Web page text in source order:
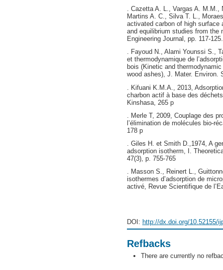
. Cazetta A. L., Vargas A.
Martins A. C., Silva T. L.,
activated carbon of high surface
and equilibrium studies from the
Engineering Journal, pp. 117-125.
. Fayoud N., Alami Younssi S.,
et thermodynamique de
bois (Kinetic and
wood ashes), J. Mater. Environ.
. Kifuani K.M.A., 2013,
charbon actif à base des
Kinshasa, 265 p
. Merle T, 2009, Couplage des
l’élimination de molécules bio-
178 p
. Giles H. et Smith D.,1974, A
adsorption isotherm, I.
47(3), p. 755-765
. Masson S., Reinert L.,
isothermes d’adsorption de
activé, Revue Scientifique de
DOI: http://dx.doi.org/10.52155/
Refbacks
There are currently no